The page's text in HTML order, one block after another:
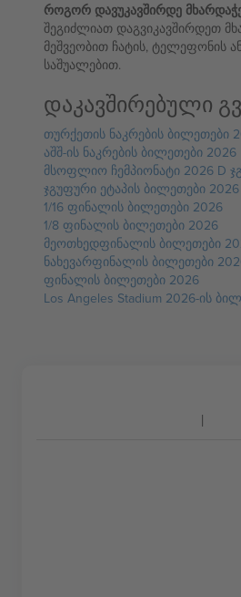
როგორ დავუკავშირდე
შეგიძლიათ დაგვიკავშირდეთ
მეშვეობით ჩატის, ტელეფონის
საშუალებით.
დაკავშირებული
თურქეთის ნაკრების ბილეთები
აშშ-ის ნაკრების ბილეთები 2026
მსოფლიო ჩემპიონატი 2026 D
ჯგუფური ეტაპის ბილეთები 2026
1/16 ფინალის ბილეთები 2026
1/8 ფინალის ბილეთები 2026
მეოთხედფინალის ბილეთები
ნახევარფინალის ბილეთები
ფინალის ბილეთები 2026
Los Angeles Stadium 2026-ის